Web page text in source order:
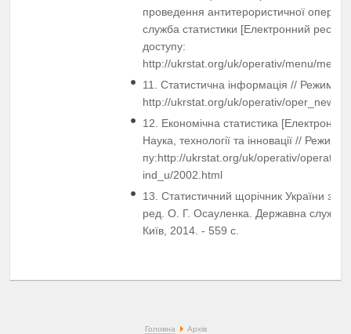
проведення антитерористичної
служба статистики [Електронний
доступу:
http://ukrstat.org/uk/operativ/menu/
11. Статистична інформація // Режим
http://ukrstat.org/uk/operativ/
12. Економічна статистика
Наука, технології та інновації // Режим
пу:http://ukrstat.org/uk/operativ/
ind_u/2002.html
13. Статистичний щорічник України за
ред. О. Г. Осауленка. Державна служба
Київ, 2014. - 559 с.
Головна Архів